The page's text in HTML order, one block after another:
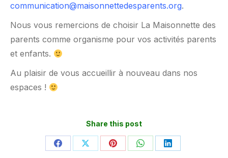
communication@maisonnettedesparents.org.
Nous vous remercions de choisir La Maisonnette des
parents comme organisme pour vos activités parents
et enfants.
Au plaisir de vous accueillir à nouveau dans nos
espaces !
Share this post
PartagerPartagerPartagerPartagerPartager